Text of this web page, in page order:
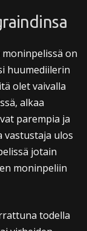
on
huumediilerin
olet vaivalla
alkaa
parempia ja
vastustaja ulos
jotain
moninpeliin
todella